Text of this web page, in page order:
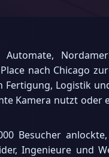
nach Chicago
Logistik
Kamera nutzt
Besucher
Ingenieure und